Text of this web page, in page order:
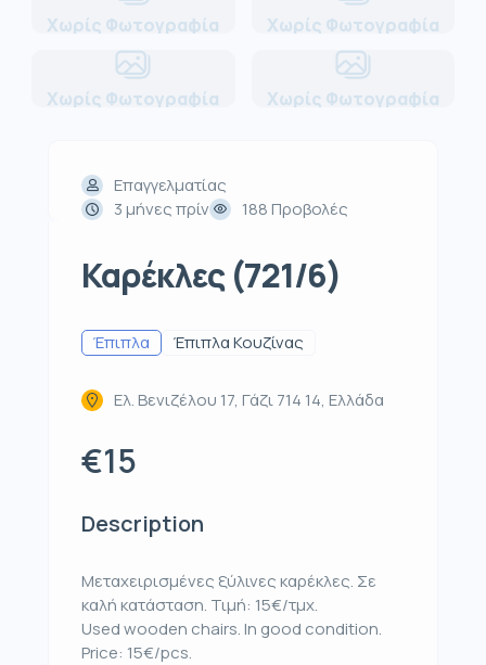
Χωρίς Φωτογραφία Χωρίς Φωτογραφία
Χωρίς Φωτογραφία Χωρίς Φωτογραφία
Επαγγελματίας
3 μήνες πρίν
188 Προβολές
Καρέκλες (721/6)
Έπιπλα Έπιπλα Κουζίνας
Ελ. Βενιζέλου 17, Γάζι 714 14, Ελλάδα
€15
Description
Μεταχειρισμένες ξύλινες καρέκλες. Σε
καλή κατάσταση. Τιμή: 15€/τμχ.
Used wooden chairs. In good condition.
Price: 15€/pcs.